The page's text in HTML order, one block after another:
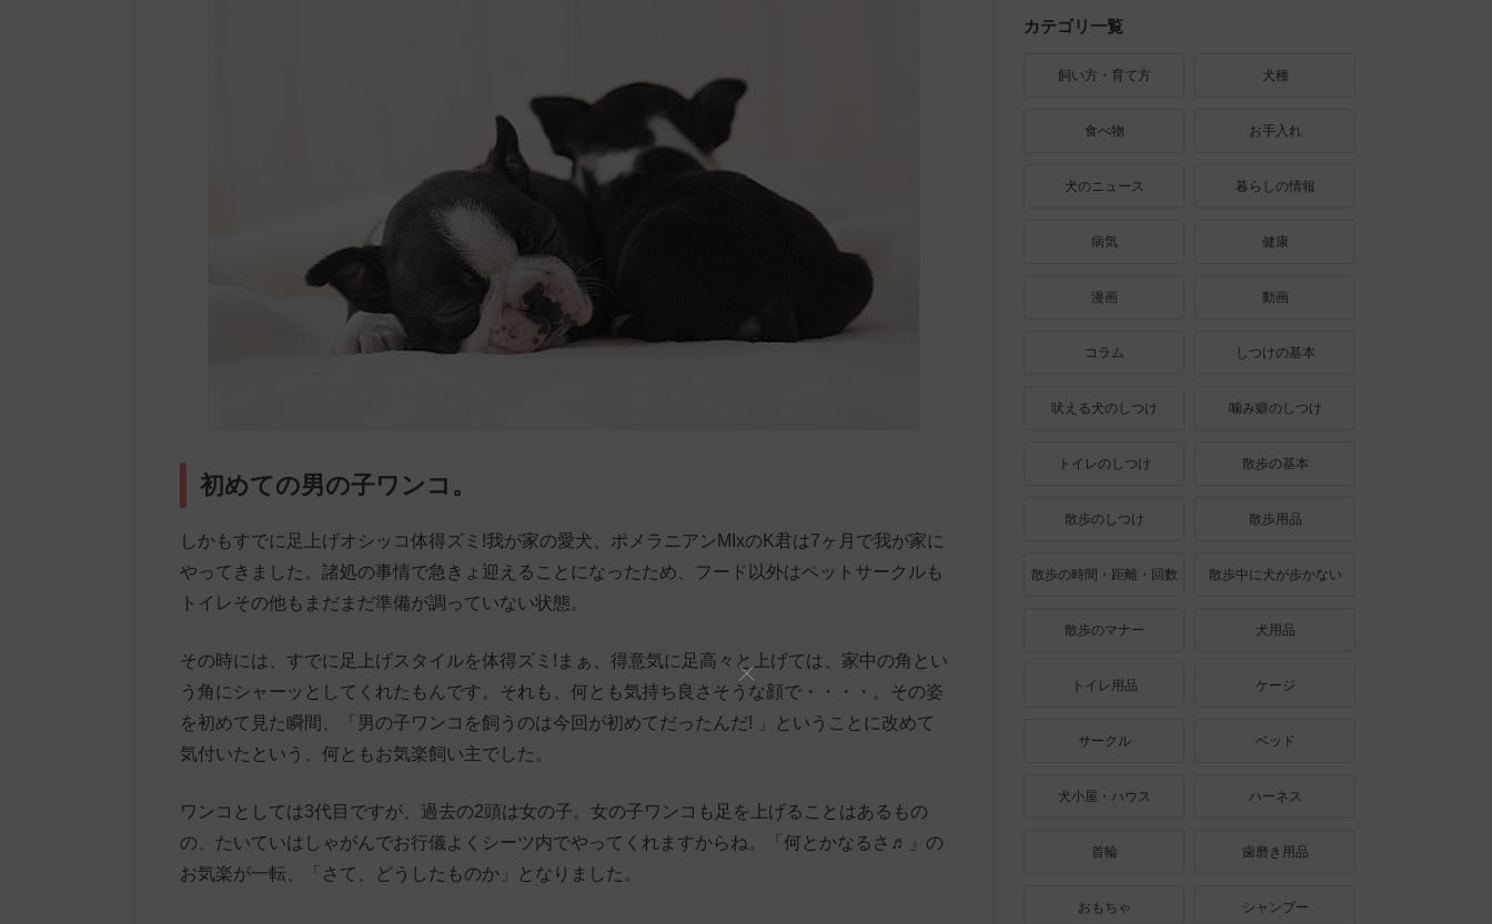
初めての男の子ワンコ。
しかもすでに足上げオシッコ体得ズミ!我が家の愛犬、ポメラニアンMIxのK君は7ヶ月で我が家に
やってきました。諸処の事情で急きょ迎えることになったため、フード以外はペットサークルも
トイレその他もまだまだ準備が調っていない状態。
その時には、すでに足上げスタイルを体得ズミ!まぁ、得意気に足高々と上げては、家中の角とい
う角にシャーッとしてくれたもんです。それも、何とも気持ち良さそうな顔で・・・・。その姿
を初めて見た瞬間、「男の子ワンコを飼うのは今回が初めてだったんだ! 」ということに改めて
気付いたという、何ともお気楽飼い主でした。
ワンコとしては3代目ですが、過去の2頭は女の子。女の子ワンコも足を上げることはあるもの
の、たいていはしゃがんでお行儀よくシーツ内でやってくれますからね。「何とかなるさ♬」の
お気楽が一転、「さて、どうしたものか」となりました。
カテゴリ一覧
飼い方・育て方 犬種
食べ物 お手入れ
犬のニュース 暮らしの情報
病気 健康
漫画 動画
コラム しつけの基本
吠える犬のしつけ 噛み癖のしつけ
トイレのしつけ 散歩の基本
散歩のしつけ 散歩用品
散歩の時間・距離・回数 散歩中に犬が歩かない
散歩のマナー 犬用品
トイレ用品 ケージ
サークル ベッド
犬小屋・ハウス ハーネス
首輪 歯磨き用品
おもちゃ シャンプー